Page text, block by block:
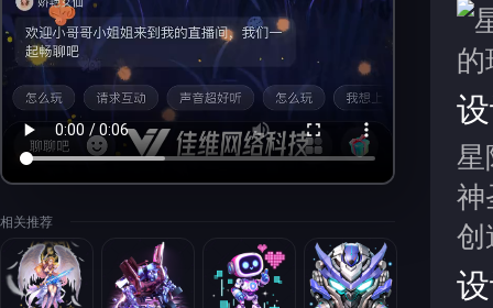
相关推荐